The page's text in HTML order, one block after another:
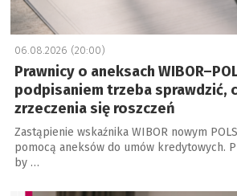
06.08.2026 (20:00)
Prawnicy o aneksach
podpisaniem trzeba sprawdzić,
zrzeczenia się roszczeń
Zastąpienie wskaźnika WIBOR nowym
pomocą aneksów do umów kredytowych.
by …